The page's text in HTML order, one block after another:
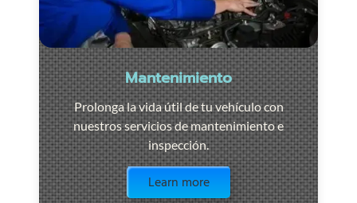
Mantenimiento
Prolonga la vida útil de tu vehículo con
nuestros servicios de mantenimiento e
inspección.
Learn more